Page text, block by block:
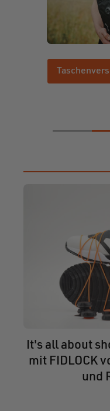
It's all about
mit FIDLOCK
und